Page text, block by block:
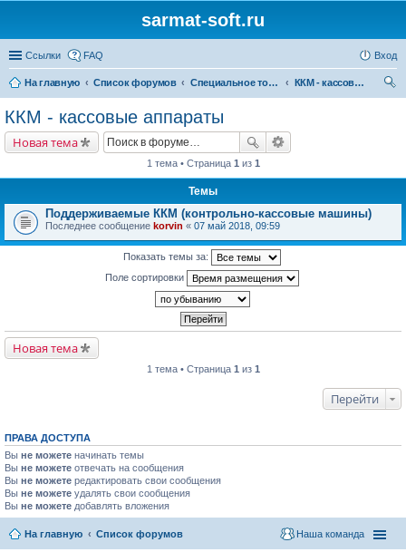
sarmat-soft.ru
Ссылки FAQ Вход
На главную Список форумов Специальное торговое оборудование
ККМ - кассовые аппараты
ККМ - кассовые аппараты
Новая тема
1 тема • Страница 1 из 1
Темы
Поддерживаемые ККМ (контрольно-кассовые машины)
Последнее сообщение korvin « 07 май 2018, 09:59
Показать темы за:
Поле сортировки
Новая тема
1 тема • Страница 1 из 1
Перейти
ПРАВА ДОСТУПА
Вы не можете начинать темы
Вы не можете отвечать на сообщения
Вы не можете редактировать свои сообщения
Вы не можете удалять свои сообщения
Вы не можете добавлять вложения
На главную Список форумов Наша команда